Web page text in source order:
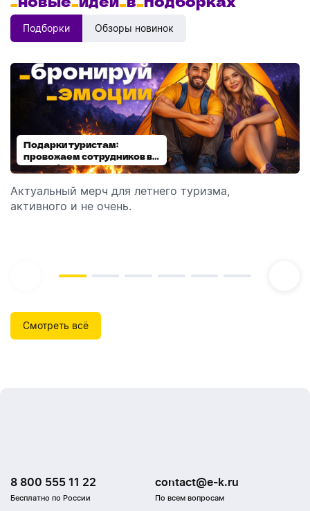
Подборки Обзоры новинок
Подарки туристам:
провожаем сотрудников в
отпуск!
Актуальный мерч для летнего туризма,
активного и не очень.
Диспенсеры для мыла:
выбираем модель
Обзор автоматических диспенсеров для мыла,
которые идеально подходят для брендирования.
Смотреть всё
8 800 555 11 22
Бесплатно по России
contact@e-k.ru
По всем вопросам